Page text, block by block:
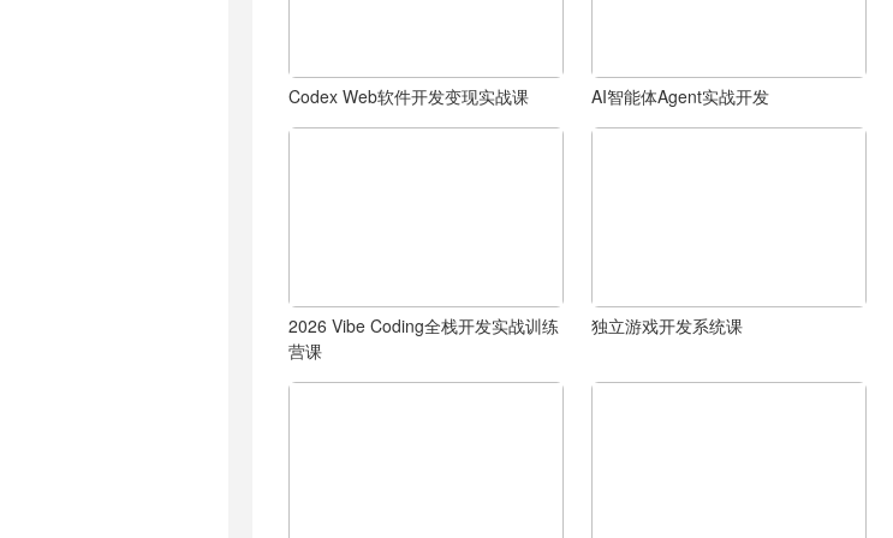
Codex Web软件开发变现实战课 AI智能体Agent实战开发
2026 Vibe Coding全栈开发实战训练
营课
独立游戏开发系统课